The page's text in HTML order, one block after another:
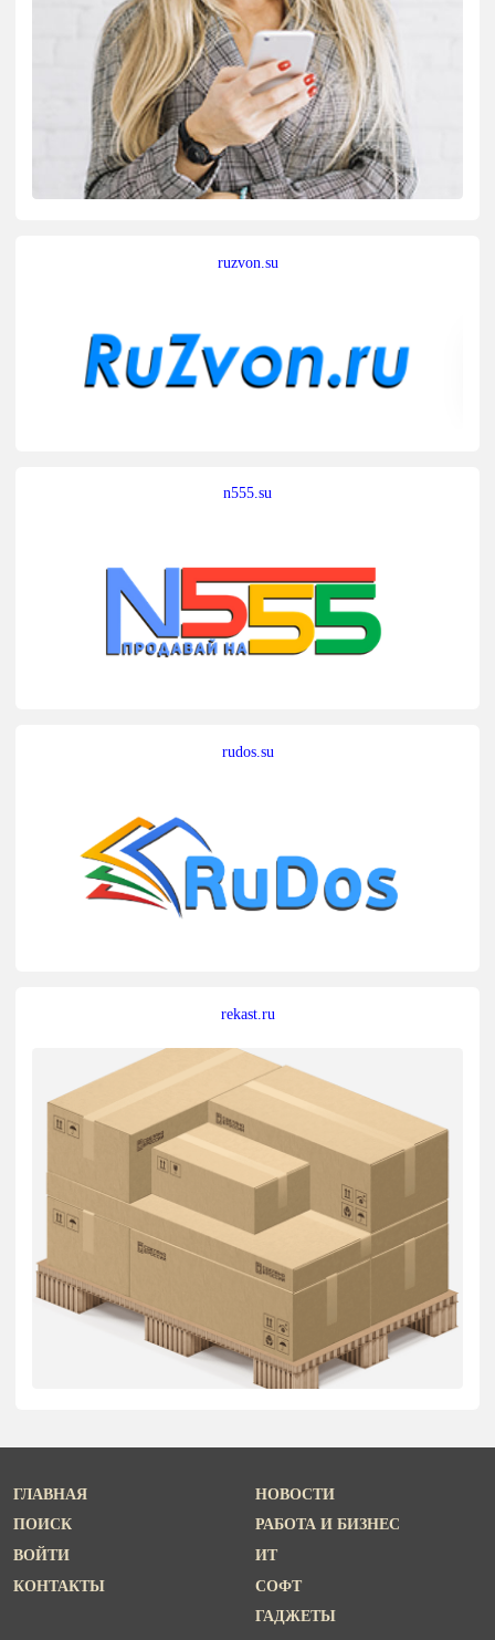
ruzvon.su
n555.su
rudos.su
rekast.ru
ГЛАВНАЯ
ПОИСК
ВОЙТИ
КОНТАКТЫ
НОВОСТИ
РАБОТА И БИЗНЕС
ИТ
СОФТ
ГАДЖЕТЫ